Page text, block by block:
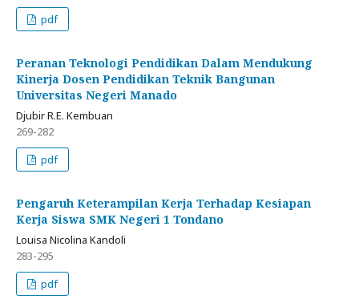
pdf
Peranan Teknologi Pendidikan Dalam Mendukung
Kinerja Dosen Pendidikan Teknik Bangunan
Universitas Negeri Manado
Djubir R.E. Kembuan
269-282
pdf
Pengaruh Keterampilan Kerja Terhadap Kesiapan
Kerja Siswa SMK Negeri 1 Tondano
Louisa Nicolina Kandoli
283-295
pdf